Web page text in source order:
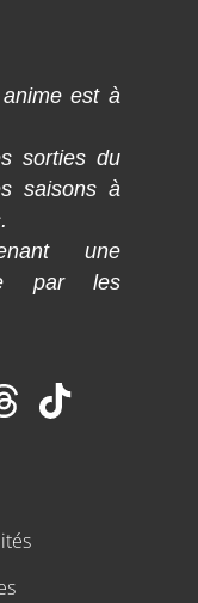
anime est à
sorties du
saisons à
une
par les